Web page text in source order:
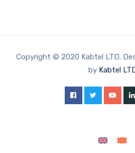
Copyright © 2020 Kabtel LTD.
by Kabtel